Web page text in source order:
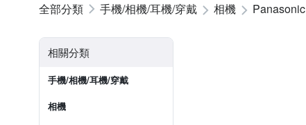
手機/相機/耳機/穿戴 相機 Panasonic
相關分類
手機/相機/耳機/穿戴
相機